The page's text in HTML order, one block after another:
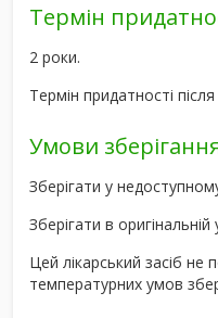
Термін
2 роки.
Термін придатності
Умови
Зберігати у
Зберігати в оригінальній
Цей лікарський засіб не
температурних умов